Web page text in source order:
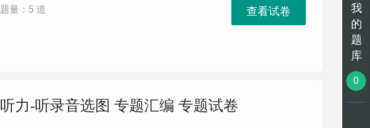
题量：5 道 查看试卷
听力-听录音选图 专题汇编 专题试卷
我
的
题
库
0